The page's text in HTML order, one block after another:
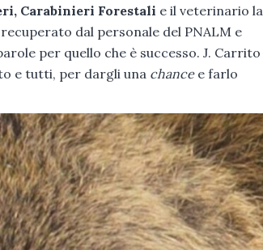
Carabinieri Forestali e il veterinario la
dal personale del PNALM e
per quello che è successo. J. Carrito
e tutti, per dargli una chancee farlo